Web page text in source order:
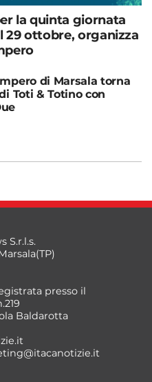
la quinta giornata
29 ottobre, organizza
di Marsala torna
Toti & Totino con
S.r.l.s.
presso il
Baldarotta